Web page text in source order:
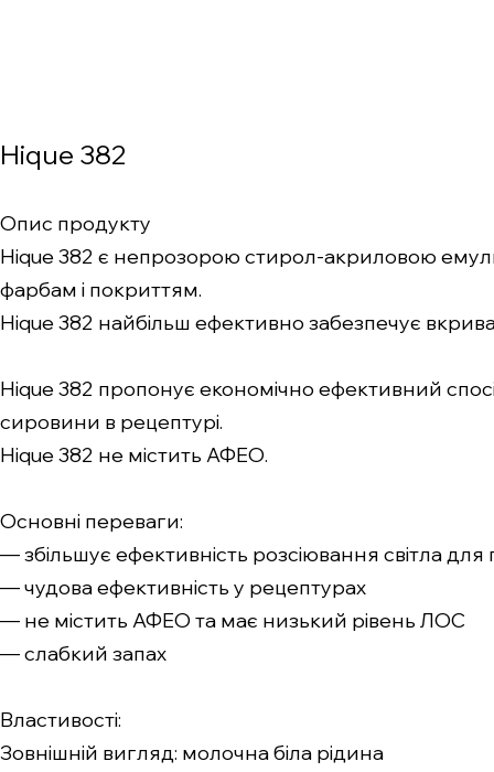
Hique 382
Опис продукту
Hique 382 є непрозорою стирол-акриловою
фарбам і покриттям.
Hique 382 найбільш ефективно забезпечує
Hique 382 пропонує економічно ефективний
сировини в рецептурі.
Hique 382 не містить АФЕО.
Основні переваги:
— збільшує ефективність розсіювання світла
— чудова ефективність у рецептурах
— не містить АФЕО та має низький рівень ЛОС
— слабкий запах
Властивості:
Зовнішній вигляд: молочна біла рідина